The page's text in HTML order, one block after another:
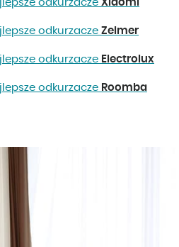
odkurzacze Xiaomi
odkurzacze Zelmer
odkurzacze Electrolux
odkurzacze Roomba